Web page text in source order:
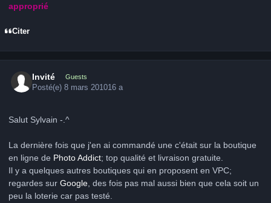
approprié
Citer
Invité Guests
Posté(e)8 mars 201016 a
Salut Sylvain -.^
La dernière fois que j'en ai commandé une c'était sur la boutique
en ligne de Photo Addict; top qualité et livraison gratuite.
Il y a quelques autres boutiques qui en proposent en VPC;
regardes sur Google, des fois pas mal aussi bien que cela soit un
peu la loterie car pas testé.